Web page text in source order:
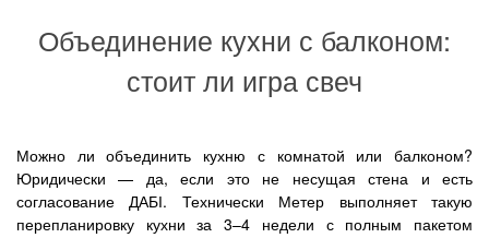
Объединение кухни с балконом:
стоит ли игра свеч
Можно ли объединить кухню с комнатой или балконом?
Юридически — да, если это не несущая стена и есть
согласование ДАБІ. Технически Метер выполняет такую
перепланировку кухни за 3–4 недели с полным пакетом